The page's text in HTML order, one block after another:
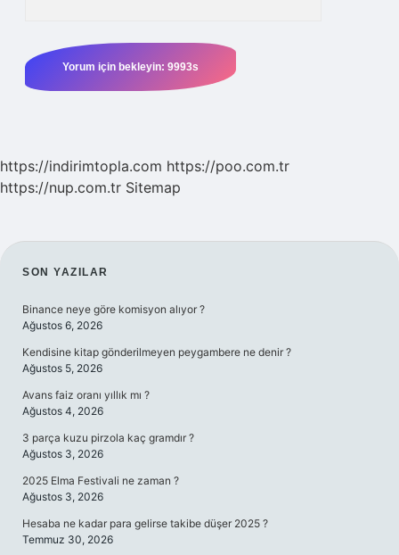
https://indirimtopla.com https://poo.com.tr
https://nup.com.tr Sitemap
SIDEBAR
SON YAZILAR
Binance neye göre komisyon alıyor ?
Ağustos 6, 2026
Kendisine kitap gönderilmeyen peygambere ne denir ?
Ağustos 5, 2026
Avans faiz oranı yıllık mı ?
Ağustos 4, 2026
3 parça kuzu pirzola kaç gramdır ?
Ağustos 3, 2026
2025 Elma Festivali ne zaman ?
Ağustos 3, 2026
Hesaba ne kadar para gelirse takibe düşer 2025 ?
Temmuz 30, 2026